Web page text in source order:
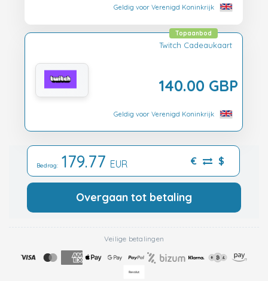
Geldig voor Verenigd Koninkrijk
Twitch Cadeaukaart
140.00 GBP
Topaanbod
Geldig voor Verenigd Koninkrijk
Bedrag: 179.77 EUR € $
Overgaan tot betaling
Veilige betalingen